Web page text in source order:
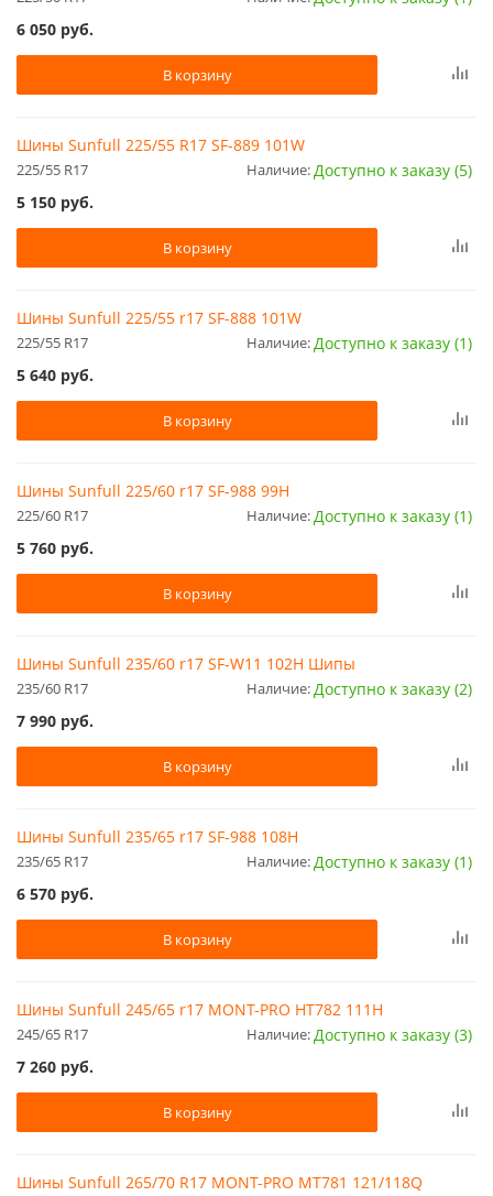
6 050 руб.
В корзину
Шины Sunfull 225/55 R17 SF-889 101W
225/55 R17 Наличие:Доступно к заказу (5)
5 150 руб.
В корзину
Шины Sunfull 225/55 r17 SF-888 101W
225/55 R17 Наличие:Доступно к заказу (1)
5 640 руб.
В корзину
Шины Sunfull 225/60 r17 SF-988 99H
225/60 R17 Наличие:Доступно к заказу (1)
5 760 руб.
В корзину
Шины Sunfull 235/60 r17 SF-W11 102H Шипы
235/60 R17 Наличие:Доступно к заказу (2)
7 990 руб.
В корзину
Шины Sunfull 235/65 r17 SF-988 108H
235/65 R17 Наличие:Доступно к заказу (1)
6 570 руб.
В корзину
Шины Sunfull 245/65 r17 MONT-PRO HT782 111H
245/65 R17 Наличие:Доступно к заказу (3)
7 260 руб.
В корзину
Шины Sunfull 265/70 R17 MONT-PRO MT781 121/118Q